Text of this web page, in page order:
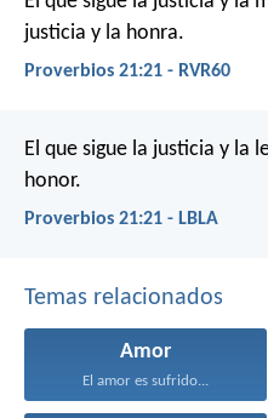
justicia y la honra.
Proverbios 21:21 - RVR60
El que sigue la justicia y la
honor.
Proverbios 21:21 - LBLA
Temas relacionados
Amor
El amor es sufrido...